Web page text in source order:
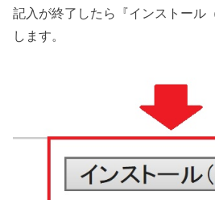
記入が終了したら『インストール
します。